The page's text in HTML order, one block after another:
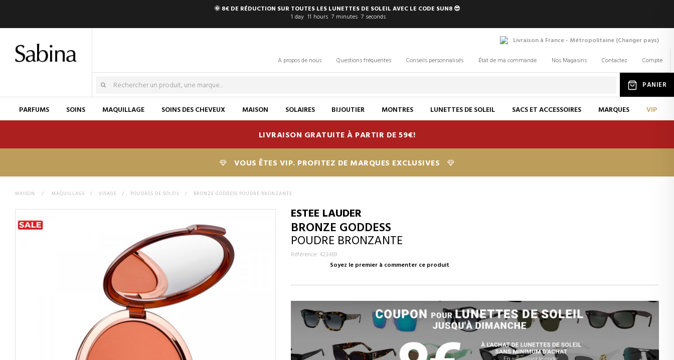
🌞 8€ DE RÉDUCTION SUR TOUTES LES LUNETTES DE SOLEIL AVEC LE CODE SUN8 😎
1 day 11 hours 7 minutes 6 seconds
Livraison à France - Métropolitaine (Changer pays)
A propos de nous
Questions fréquentes Conseils personnalisés État de ma commande Nos Magasins Contactez Compte
PANIER
PARFUMS SOINS MAQUILLAGE SOINS DES CHEVEUX MAISON SOLAIRES BIJOUTIER MONTRES LUNETTES DE SOLEIL SACS ET ACCESSOIRES MARQUES VIP
LIVRAISON GRATUITE À PARTIR DE 59€!
VOUS ÊTES VIP. PROFITEZ DE MARQUES EXCLUSIVES
MAISON > MAQUILLAGE > VISAGE > POUDRES DE SOLEIL > BRONZE GODDESS POUDRE BRONZANTE
ESTEE LAUDER
BRONZE GODDESS
POUDRE BRONZANTE
Référence: 423469
Soyez le premier à commenter ce produit